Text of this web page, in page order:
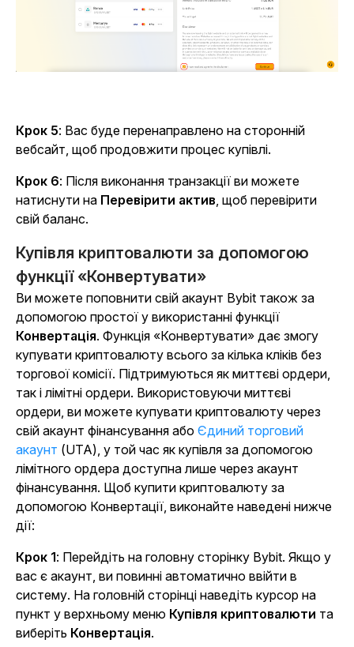
Крок 5: Вас буде перенаправлено на сторонній
вебсайт, щоб продовжити процес купівлі.
Крок 6: Після виконання транзакції ви можете
натиснути на Перевірити актив , щоб перевірити
свій баланс.
Купівля криптовалюти за допомогою
функції «Конвертувати»
Ви можете поповнити свій акаунт Bybit також за
допомогою простої у використанні функції
Конвертація. Функція «Конвертувати» дає змогу
купувати криптовалюту всього за кілька кліків без
торгової комісії. Підтримуються як миттєві ордери,
так і лімітні ордери. Використовуючи миттєві
ордери, ви можете купувати криптовалюту через
свій акаунт фінансування або Єдиний торговий
акаунт (UTA), у той час як купівля за допомогою
лімітного ордера доступна лише через акаунт
фінансування. Щоб купити криптовалюту за
допомогою Конвертації, виконайте наведені нижче
дії:
Крок 1: Перейдіть на головну сторінку Bybit. Якщо у
вас є акаунт, ви повинні автоматично ввійти в
систему. На головній сторінці наведіть курсор на
пункт у верхньому меню Купівля криптовалюти та
виберіть Конвертація.